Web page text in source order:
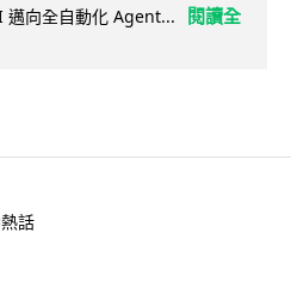
邁向全自動化 Agent...
閱讀全
話